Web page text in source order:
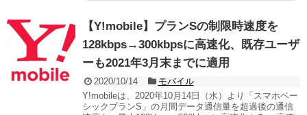
【Y!mobile】プランSの制限時速度を
128kbps→300kbpsに高速化、既存ユーザ
ーも2021年3月末までに適用
2020/10/14
モバイル
Y!mobileは、2020年10月14日（水）より「スマホベー
シックプランS」の月間データ通信量を超過後の通信